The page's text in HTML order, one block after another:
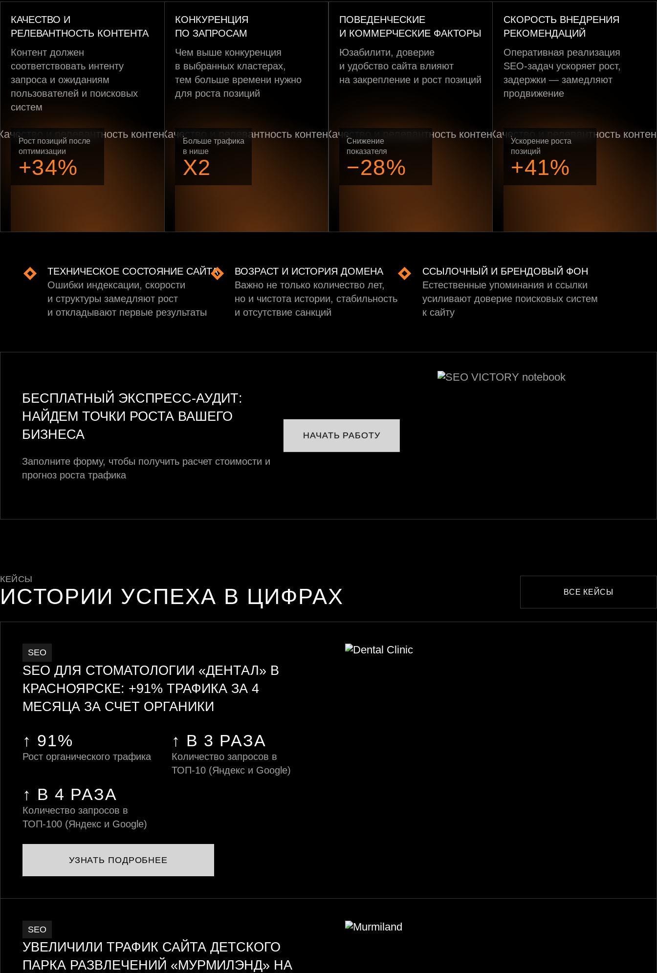
КАЧЕСТВО И
РЕЛЕВАНТНОСТЬ КОНТЕНТА
Контент должен
соответствовать интенту
запроса и ожиданиям
пользователей и поисковых
систем
Рост позиций после
оптимизации
+34%
КОНКУРЕНЦИЯ
ПО ЗАПРОСАМ
Чем выше конкуренция
в выбранных кластерах,
тем больше времени нужно
для роста позиций
Больше трафика
в нише
X2
ПОВЕДЕНЧЕСКИЕ
И КОММЕРЧЕСКИЕ ФАКТОРЫ
Юзабилити, доверие
и удобство сайта влияют
на закрепление и рост позиций
Снижение
показателя
−28%
СКОРОСТЬ ВНЕДРЕНИЯ
РЕКОМЕНДАЦИЙ
Оперативная реализация
SEO-задач ускоряет рост,
задержки — замедляют
продвижение
Ускорение роста
позиций
+41%
ТЕХНИЧЕСКОЕ СОСТОЯНИЕ САЙТА
Ошибки индексации, скорости
и структуры замедляют рост
и откладывают первые результаты
ВОЗРАСТ И ИСТОРИЯ ДОМЕНА
Важно не только количество лет,
но и чистота истории, стабильность
и отсутствие санкций
ССЫЛОЧНЫЙ И БРЕНДОВЫЙ ФОН
Естественные упоминания и ссылки
усиливают доверие поисковых систем
к сайту
БЕСПЛАТНЫЙ ЭКСПРЕСС-АУДИТ:
НАЙДЕМ ТОЧКИ РОСТА ВАШЕГО
БИЗНЕСА
Заполните форму, чтобы получить расчет стоимости и
прогноз роста трафика
НАЧАТЬ РАБОТУ
КЕЙСЫ
ИСТОРИИ УСПЕХА В ЦИФРАХ ВСЕ КЕЙСЫ
SEO
SEO ДЛЯ СТОМАТОЛОГИИ «ДЕНТАЛ» В
КРАСНОЯРСКЕ: +91% ТРАФИКА ЗА 4
МЕСЯЦА ЗА СЧЕТ ОРГАНИКИ
↑ 91%
Рост органического трафика
↑ В 3 РАЗА
Количество запросов в
ТОП-10 (Яндекс и Google)
↑ В 4 РАЗА
Количество запросов в
ТОП-100 (Яндекс и Google)
УЗНАТЬ ПОДРОБНЕЕ
SEO
УВЕЛИЧИЛИ ТРАФИК САЙТА ДЕТСКОГО
ПАРКА РАЗВЛЕЧЕНИЙ «МУРМИЛЭНД» НА